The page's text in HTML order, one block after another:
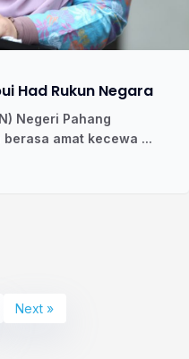
Had Rukun Negara
Negeri Pahang
amat kecewa ...
Next »